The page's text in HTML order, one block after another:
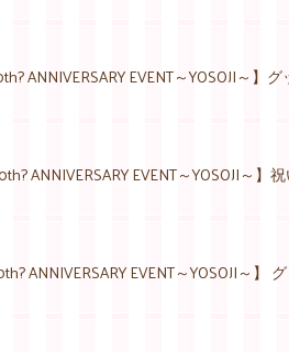
ANNIVERSARY EVENT～YOSOJI～】
ANNIVERSARY EVENT～YOSOJI～】
ANNIVERSARY EVENT～YOSOJI～